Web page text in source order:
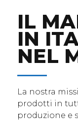
IL
IN
NEL
La nostra
prodotti in
produzione e